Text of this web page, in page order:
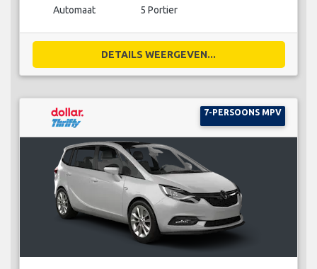
Automaat 5 Portier
DETAILS WEERGEVEN...
7-PERSOONS MPV